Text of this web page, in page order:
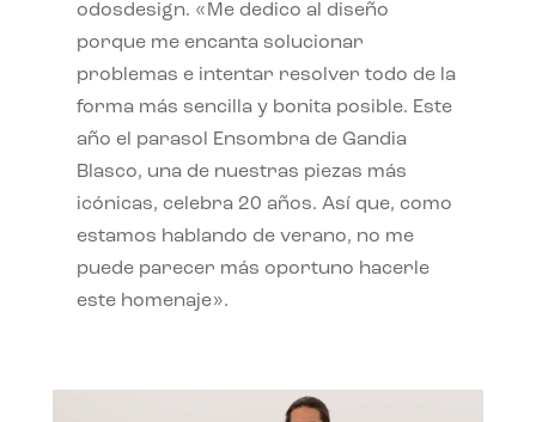
odosdesign. «Me dedico al diseño
porque me encanta solucionar
problemas e intentar resolver todo de la
forma más sencilla y bonita posible. Este
año el parasol Ensombra de Gandia
Blasco, una de nuestras piezas más
icónicas, celebra 20 años. Así que, como
estamos hablando de verano, no me
puede parecer más oportuno hacerle
este homenaje».